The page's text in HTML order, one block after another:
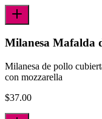
Milanesa Mafalda
Milanesa de pollo
con mozzarella
$37.00